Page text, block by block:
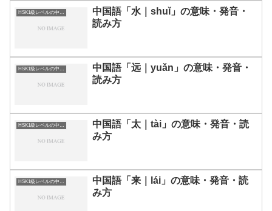
HSK1級レベルの中国語
中国語「水｜shuǐ」の意味・発音・
読み方
HSK1級レベルの中国語
中国語「远｜yuǎn」の意味・発音・
読み方
HSK1級レベルの中国語
中国語「太｜tài」の意味・発音・読
み方
HSK1級レベルの中国語
中国語「来｜lái」の意味・発音・読
み方